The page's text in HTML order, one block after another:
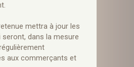
mettra à jour les
seront, dans la mesure
aux commerçants et